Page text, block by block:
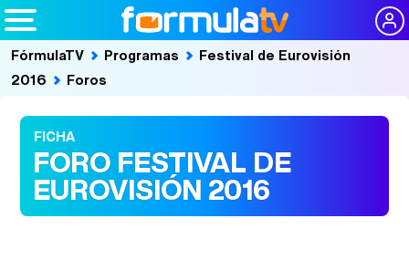
FórmulaTV Programas
Festival de Eurovisión
2016
Foros
FICHA
FORO FESTIVAL DE
EUROVISIÓN 2016